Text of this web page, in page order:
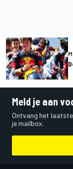
Meld je aan
Ontvang het
je mailbox.